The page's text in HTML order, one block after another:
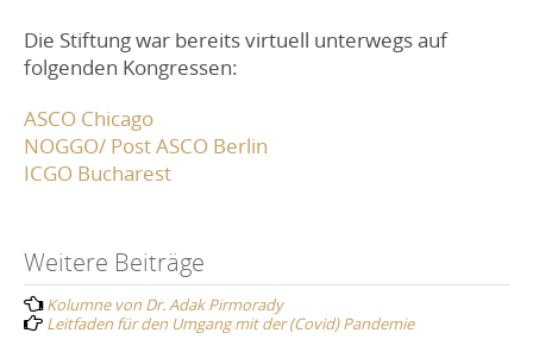
Die Stiftung war bereits virtuell unterwegs auf
folgenden Kongressen:
ASCO Chicago
NOGGO/ Post ASCO Berlin
ICGO Bucharest
Post
navigation
Weitere Beiträge
Kolumne von Dr. Adak Pirmorady
Leitfaden für den Umgang mit der (Covid) Pandemie